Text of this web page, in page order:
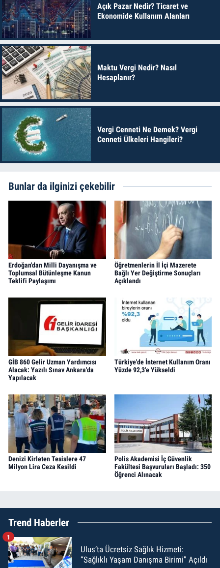
Açık Pazar Nedir? Ticaret ve
Ekonomide Kullanım Alanları
Maktu Vergi Nedir? Nasıl
Hesaplanır?
Vergi Cenneti Ne Demek? Vergi
Cenneti Ülkeleri Hangileri?
Bunlar da ilginizi çekebilir
Erdoğan'dan Milli Dayanışma ve
Toplumsal Bütünleşme Kanun
Teklifi Paylaşımı
Öğretmenlerin İl İçi Mazerete
Bağlı Yer Değiştirme Sonuçları
Açıklandı
GİB 860 Gelir Uzman Yardımcısı
Alacak: Yazılı Sınav Ankara'da
Yapılacak
Türkiye'de İnternet Kullanım Oranı
Yüzde 92,3'e Yükseldi
Denizi Kirleten Tesislere 47
Milyon Lira Ceza Kesildi
Polis Akademisi İç Güvenlik
Fakültesi Başvuruları Başladı: 350
Öğrenci Alınacak
Trend Haberler
Ulus’ta Ücretsiz Sağlık Hizmeti:
“Sağlıklı Yaşam Danışma Birimi” Açıldı
1